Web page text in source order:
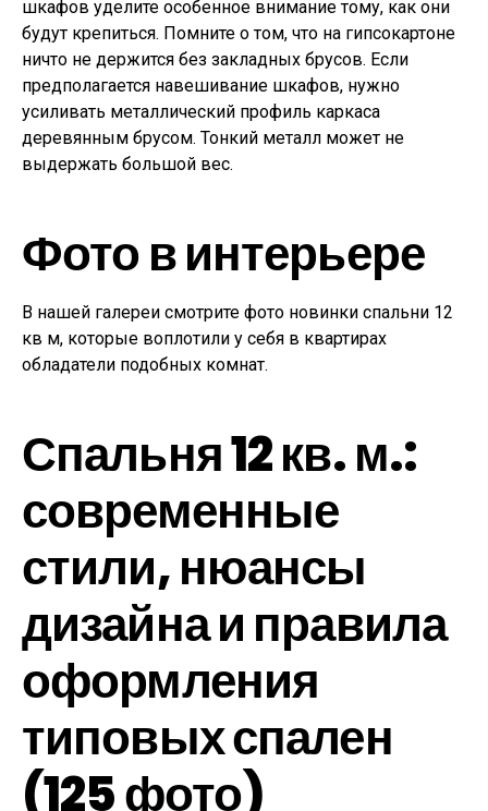
шкафов уделите особенное внимание тому, как они
будут крепиться. Помните о том, что на гипсокартоне
ничто не держится без закладных брусов. Если
предполагается навешивание шкафов, нужно
усиливать металлический профиль каркаса
деревянным брусом. Тонкий металл может не
выдержать большой вес.
Фото в интерьере
В нашей галереи смотрите фото новинки спальни 12
кв м, которые воплотили у себя в квартирах
обладатели подобных комнат.
Спальня 12 кв. м.:
современные
стили, нюансы
дизайна и правила
оформления
типовых спален
(125 фото)